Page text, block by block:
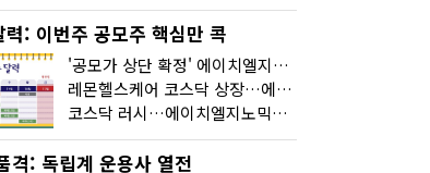
력: 이번주 공모주 핵심만 콕
'공모가 상단 확정' 에이치엘지노믹스 청약
레몬헬스케어 코스닥 상장…에이치엘지노믹스 수요예측
코스닥 러시…에이치엘지노믹스 수요예측·레메디 청약
격: 독립계 운용사 열전